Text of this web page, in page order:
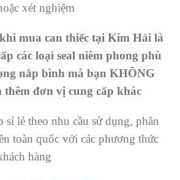
xét nghiệm
mua can thiếc tại Kim Hải là
các loại seal niêm phong phù
nắp bình mà bạn KHÔNG
đơn vị cung cấp khác
sỉ lẻ theo nhu cầu sử dụng, phân
toàn quốc với các phương thức
hàng